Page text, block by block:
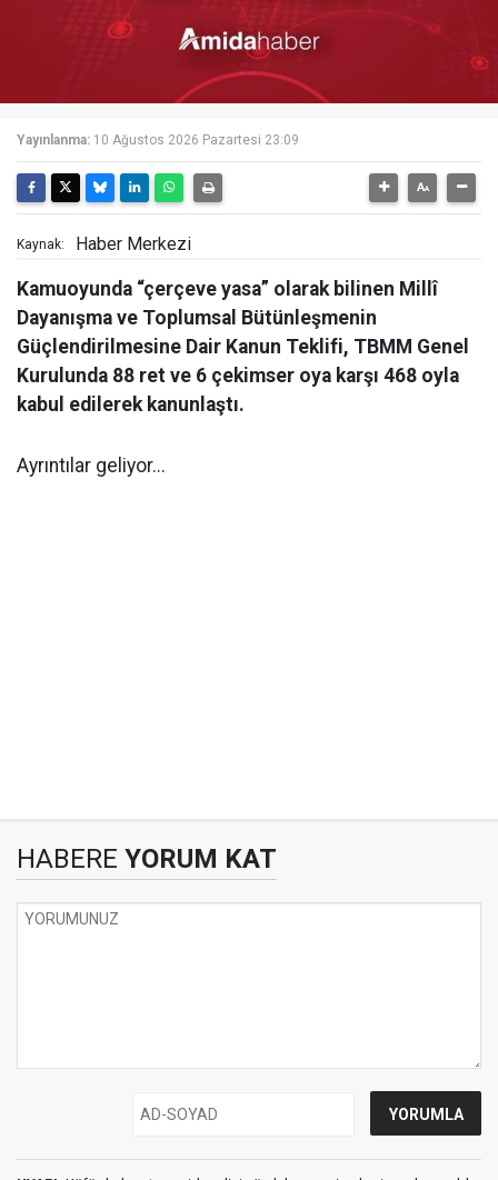
Yayınlanma: 10 Ağustos 2026 Pazartesi 23:09
Kaynak: Haber Merkezi
Kamuoyunda “çerçeve yasa” olarak bilinen Millî
Dayanışma ve Toplumsal Bütünleşmenin
Güçlendirilmesine Dair Kanun Teklifi, TBMM Genel
Kurulunda 88 ret ve 6 çekimser oya karşı 468 oyla
kabul edilerek kanunlaştı.
Ayrıntılar geliyor...
HABERE YORUM KAT